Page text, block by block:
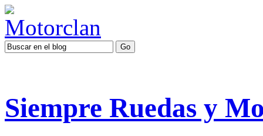
Siempre Ruedas y